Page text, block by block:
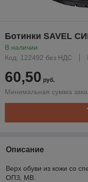
Ботинки SAVEL
В наличии
Код: 122492 без НДС
60,50 руб.
Минимальная сумма
Описание
Верх обуви из кожи со
ОПЗ, МВ.